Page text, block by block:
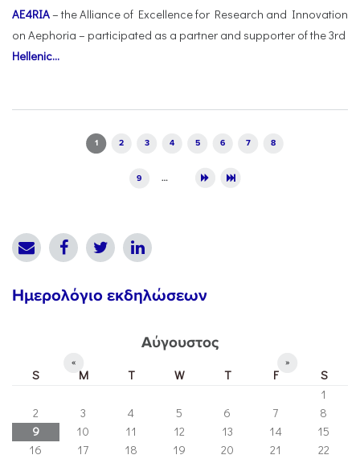
AE4RIA– the Alliance of Excellence for Research and Innovation
on Aephoria – participated as a partner and supporter of the 3rd
Hellenic...
1 2 3 4 5 6 7 8
9 …
Ημερολόγιο εκδηλώσεων
Αύγουστος
« »
S M T W T F
S
1
2
3 4 5 6 7
8
9
10 11 12 13 14
15
16
17 18 19 20 21
22